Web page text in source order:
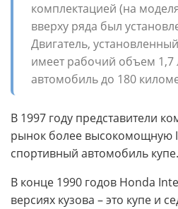
комплектацией (на
вверху ряда был
Двигатель,
имеет рабочий объем 1,7
автомобиль до 180
В 1997 году представители
рынок более высокомощную
спортивный автомобиль купе.
В конце 1990 годов Honda
версиях кузова – это купе и